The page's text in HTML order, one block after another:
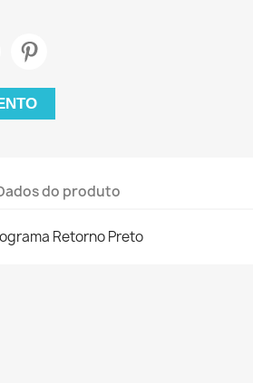
do produto
Retorno Preto